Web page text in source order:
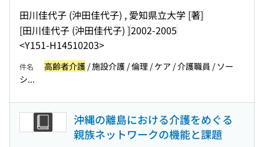
田川佳代子 (沖田佳代子) , 愛知県立大学 [著]
[田川佳代子 (沖田佳代子) ]2002-2005
<Y151-H14510203>
件名 高齢者介護 / 施設介護 / 倫理 / ケア / 介護職員 / ソー
シ...
沖縄の離島における介護をめぐる
親族ネットワークの機能と課題